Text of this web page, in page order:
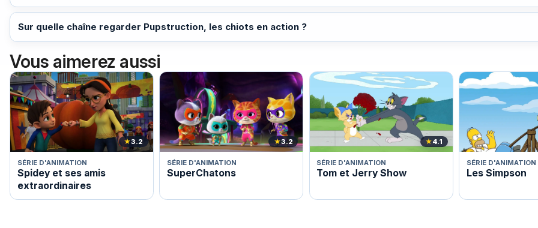
Sur quelle chaîne regarder Pupstruction, les chiots en action ?
Vous aimerez aussi
★3.2
SÉRIE D'ANIMATION
Spidey et ses amis
extraordinaires
★3.2
SÉRIE D'ANIMATION
SuperChatons
★4.1
SÉRIE D'ANIMATION
Tom et Jerry Show
SÉRIE D'ANIMATION
Les Simpson